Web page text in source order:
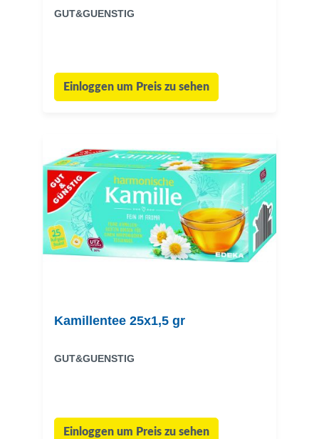
GUT&GUENSTIG
Einloggen um Preis zu sehen
Kamillentee 25x1,5 gr
GUT&GUENSTIG
Einloggen um Preis zu sehen